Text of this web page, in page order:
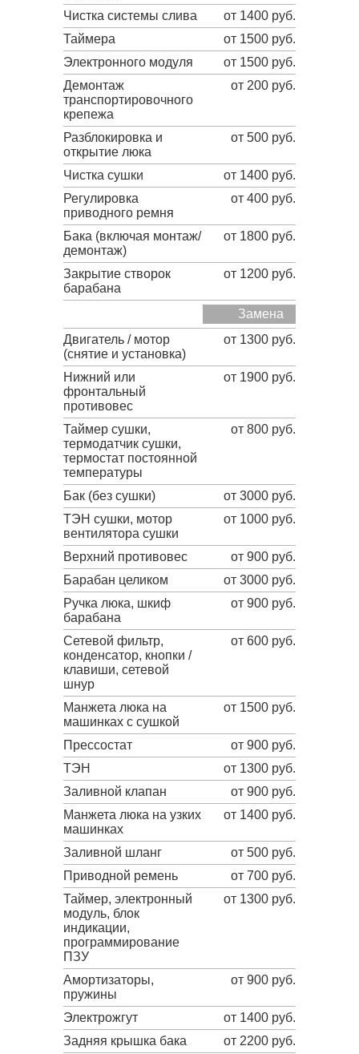
Чистка системы слива
от 1400 руб.
Таймера
от 1500 руб.
Электронного модуля
от 1500 руб.
Демонтаж
транспортировочного
крепежа
от 200 руб.
Разблокировка и
открытие люка
от 500 руб.
Чистка сушки
от 1400 руб.
Регулировка
приводного ремня
от 400 руб.
Бака (включая монтаж/
демонтаж)
от 1800 руб.
Закрытие створок
барабана
от 1200 руб.
Замена
Двигатель / мотор
(снятие и установка)
от 1300 руб.
Нижний или
фронтальный
противовес
от 1900 руб.
Таймер сушки,
термодатчик сушки,
термостат постоянной
температуры
от 800 руб.
Бак (без сушки)
от 3000 руб.
ТЭН сушки, мотор
вентилятора сушки
от 1000 руб.
Верхний противовес
от 900 руб.
Барабан целиком
от 3000 руб.
Ручка люка, шкиф
барабана
от 900 руб.
Сетевой фильтр,
конденсатор, кнопки /
клавиши, сетевой
шнур
от 600 руб.
Манжета люка на
машинках с сушкой
от 1500 руб.
Прессостат
от 900 руб.
ТЭН
от 1300 руб.
Заливной клапан
от 900 руб.
Манжета люка на узких
машинках
от 1400 руб.
Заливной шланг
от 500 руб.
Приводной ремень
от 700 руб.
Таймер, электронный
модуль, блок
индикации,
программирование
ПЗУ
от 1300 руб.
Амортизаторы,
пружины
от 900 руб.
Электрожгут
от 1400 руб.
Задняя крышка бака
от 2200 руб.